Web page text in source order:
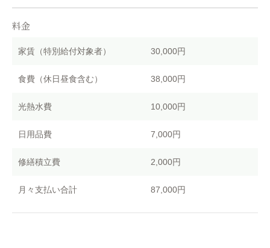
料金
家賃（特別給付対象者） 30,000円
食費（休日昼食含む） 38,000円
光熱水費 10,000円
日用品費 7,000円
修繕積立費 2,000円
月々支払い合計 87,000円